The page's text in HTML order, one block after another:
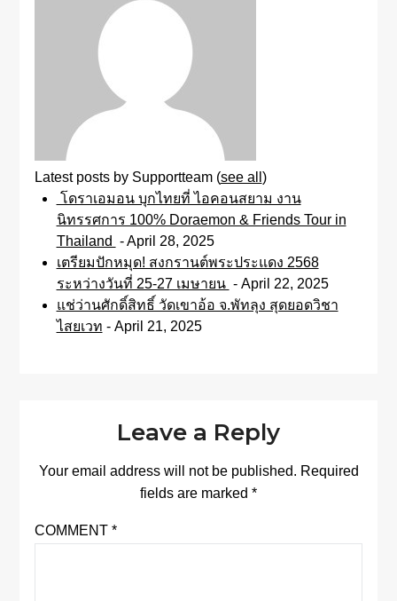
Latest posts by Supportteam (see all )
โดราเอมอน บุกไทยที่ ไอคอนสยาม งาน
นิทรรศการ 100% Doraemon & Friends Tour in
Thailand - April 28, 2025
เตรียมปักหมุด! สงกรานต์พระประแดง 2568
ระหว่างวันที่ 25-27 เมษายน - April 22, 2025
แช่ว่านศักดิ์สิทธิ์ วัดเขาอ้อ จ.พัทลุง สุดยอดวิชา
ไสยเวท - April 21, 2025
Leave a Reply
Your email address will not be published. Required
fields are marked *
COMMENT *